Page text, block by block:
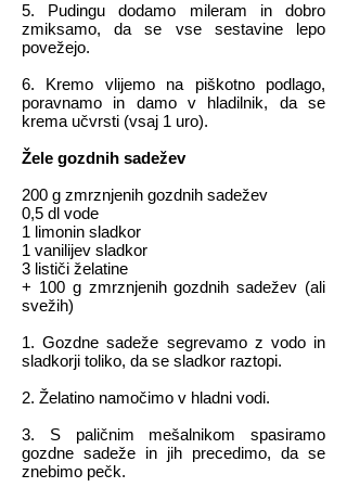
5. Pudingu dodamo mileram in dobro
zmiksamo, da se vse sestavine lepo
povežejo.
6. Kremo vlijemo na piškotno podlago,
poravnamo in damo v hladilnik, da se
krema učvrsti (vsaj 1 uro).
Žele gozdnih sadežev
200 g zmrznjenih gozdnih sadežev
0,5 dl vode
1 limonin sladkor
1 vanilijev sladkor
3 lističi želatine
+ 100 g zmrznjenih gozdnih sadežev (ali
svežih)
1. Gozdne sadeže segrevamo z vodo in
sladkorji toliko, da se sladkor raztopi.
2. Želatino namočimo v hladni vodi.
3. S paličnim mešalnikom spasiramo
gozdne sadeže in jih precedimo, da se
znebimo pečk.